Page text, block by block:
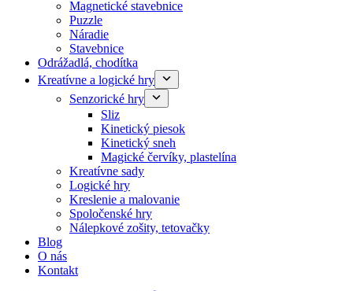
Magnetické stavebnice
Puzzle
Náradie
Stavebnice
Odrážadlá, chodítka
Kreatívne a logické hry
Senzorické hry
Sliz
Kinetický piesok
Kinetický sneh
Magické červíky, plastelína
Kreatívne sady
Logické hry
Kreslenie a malovanie
Spoločenské hry
Nálepkové zošity, tetovačky
Blog
O nás
Kontakt